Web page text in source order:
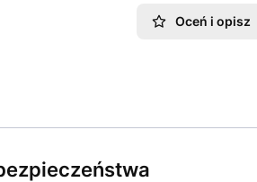
Oceń i opisz